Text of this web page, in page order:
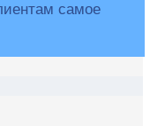
самое